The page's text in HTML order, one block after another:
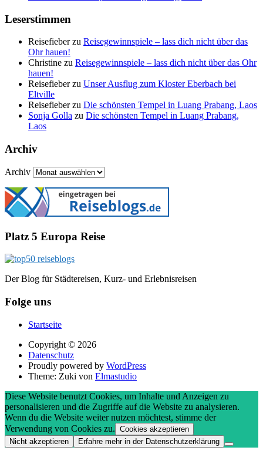
Leserstimmen
Reisefieberzu Reisegewinnspiele – lass dich nicht über das
Ohr hauen!
Christine zu Reisegewinnspiele – lass dich nicht über das Ohr
hauen!
Reisefieberzu Unser Ausflug zum Kloster Eberbach bei
Eltville
Reisefieberzu Die schönsten Tempel in Luang Prabang, Laos
Sonja Golla zu Die schönsten Tempel in Luang Prabang,
Laos
Archiv
Archiv
Platz 5 Europa Reise
Der Blog für Städtereisen, Kurz- und Erlebnisreisen
Folge uns
Startseite
Copyright © 2026
Datenschutz
Proudly powered by WordPress
Theme: Zuki von Elmastudio
Diese Website benutzt Cookies, um Inhalte und Anzeigen zu
personalisieren und die Zugriffe auf die Website zu analysieren.
Wenn du die Website weiter nutzen möchtest, stimme der
Verwendung von Cookies zu. Cookies akzeptieren
Nicht akzeptieren
Erfahre mehr in der Datenschutzerklärung